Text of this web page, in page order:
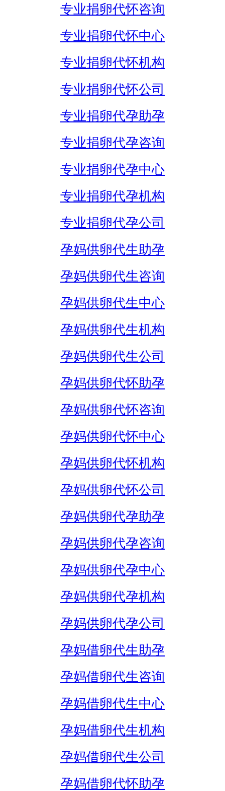
专业捐卵代怀咨询
专业捐卵代怀中心
专业捐卵代怀机构
专业捐卵代怀公司
专业捐卵代孕助孕
专业捐卵代孕咨询
专业捐卵代孕中心
专业捐卵代孕机构
专业捐卵代孕公司
孕妈供卵代生助孕
孕妈供卵代生咨询
孕妈供卵代生中心
孕妈供卵代生机构
孕妈供卵代生公司
孕妈供卵代怀助孕
孕妈供卵代怀咨询
孕妈供卵代怀中心
孕妈供卵代怀机构
孕妈供卵代怀公司
孕妈供卵代孕助孕
孕妈供卵代孕咨询
孕妈供卵代孕中心
孕妈供卵代孕机构
孕妈供卵代孕公司
孕妈借卵代生助孕
孕妈借卵代生咨询
孕妈借卵代生中心
孕妈借卵代生机构
孕妈借卵代生公司
孕妈借卵代怀助孕